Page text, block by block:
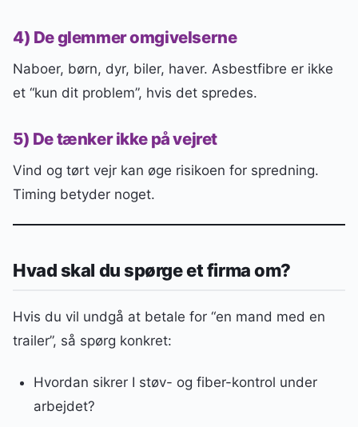
4) De glemmer omgivelserne
Naboer, børn, dyr, biler, haver. Asbestfibre er ikke
et “kun dit problem”, hvis det spredes.
5) De tænker ikke på vejret
Vind og tørt vejr kan øge risikoen for spredning.
Timing betyder noget.
Hvad skal du spørge et firma om?
Hvis du vil undgå at betale for “en mand med en
trailer”, så spørg konkret:
Hvordan sikrer I støv- og fiber-kontrol under
arbejdet?